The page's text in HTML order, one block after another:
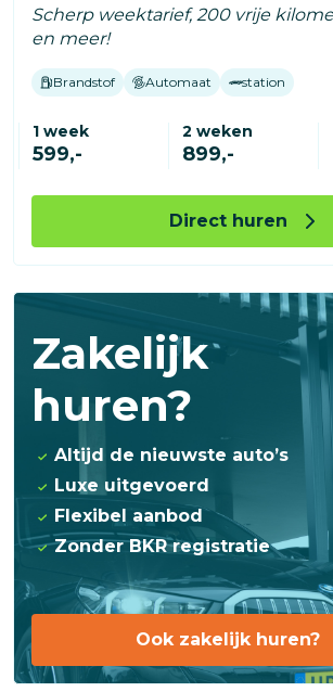
Scherp weektarief, 200 vrije
en meer!
Brandstof Automaat station
1 week
599,-
2 weken
899,-
Direct huren
Zakelijk
huren?
Altijd de nieuwste auto’s
Luxe uitgevoerd
Flexibel aanbod
Zonder BKR registratie
Ook zakelijk huren?